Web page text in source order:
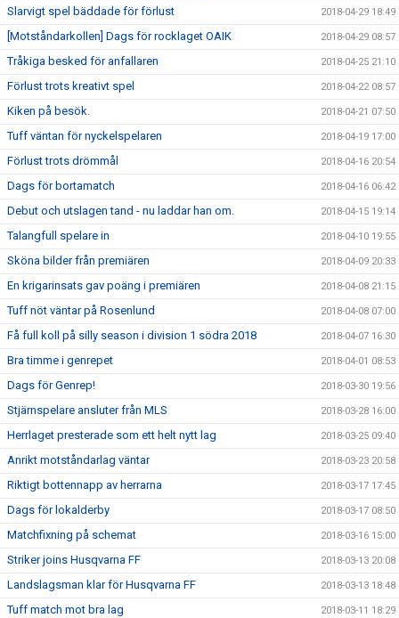
Slarvigt spel bäddade för förlust 2018-04-29 18:49
[Motståndarkollen] Dags för rocklaget OAIK 2018-04-29 08:57
Tråkiga besked för anfallaren 2018-04-25 21:10
Förlust trots kreativt spel 2018-04-22 08:57
Kiken på besök. 2018-04-21 07:50
Tuff väntan för nyckelspelaren 2018-04-19 17:00
Förlust trots drömmål 2018-04-16 20:54
Dags för bortamatch 2018-04-16 06:42
Debut och utslagen tand - nu laddar han om. 2018-04-15 19:14
Talangfull spelare in 2018-04-10 19:55
Sköna bilder från premiären 2018-04-09 20:33
En krigarinsats gav poäng i premiären 2018-04-08 21:15
Tuff nöt väntar på Rosenlund 2018-04-08 07:00
Få full koll på silly season i division 1 södra 2018 2018-04-07 16:30
Bra timme i genrepet 2018-04-01 08:53
Dags för Genrep! 2018-03-30 19:56
Stjärnspelare ansluter från MLS 2018-03-28 16:00
Herrlaget presterade som ett helt nytt lag 2018-03-25 09:40
Anrikt motståndarlag väntar 2018-03-23 20:58
Riktigt bottennapp av herrarna 2018-03-17 17:45
Dags för lokalderby 2018-03-17 08:50
Matchfixning på schemat 2018-03-16 15:00
Striker joins Husqvarna FF 2018-03-13 20:08
Landslagsman klar för Husqvarna FF 2018-03-13 18:48
Tuff match mot bra lag 2018-03-11 18:29